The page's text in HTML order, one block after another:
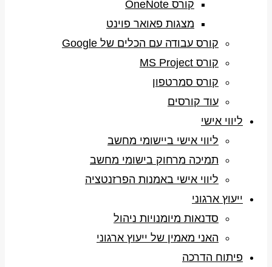
קורס OneNote
מצגות פאואר פוינט
קורס עבודה עם הכלים של Google
קורס MS Project
קורס סמרטפון
עוד קורסים
ליווי אישי
ליווי אישי ביישומי מחשב
תמיכה מרחוק בישומי מחשב
ליווי אישי באמנות הפרזנטציה
ייעוץ ארגוני
סדנאות מיומנויות ניהול
האני מאמין של ייעוץ ארגוני
פיתוח הדרכה